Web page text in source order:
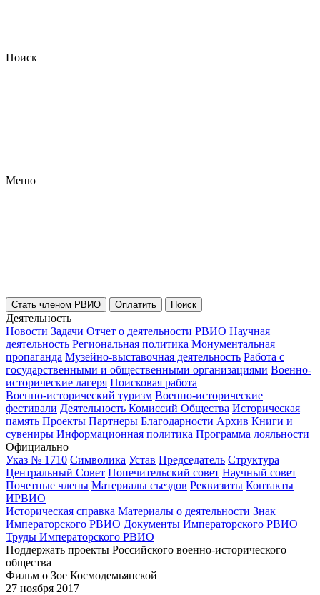
Поиск
Меню
Стать членом РВИО Оплатить Поиск
Деятельность
Новости Задачи Отчет о деятельности РВИО Научная
деятельность Региональная политика Монументальная
пропаганда Музейно-выставочная деятельность Работа с
государственными и общественными организациями Военно-
исторические лагеря Поисковая работа
Военно-исторический туризм Военно-исторические
фестивали Деятельность Комиссий Общества Историческая
память Проекты Партнеры Благодарности Архив Книги и
сувениры Информационная политика Программа лояльности
Официально
Указ № 1710 Символика Устав Председатель Структура
Центральный Совет Попечительский совет Научный совет
Почетные члены Материалы съездов Реквизиты Контакты
ИРВИО
Историческая справка Материалы о деятельности Знак
Императорского РВИО Документы Императорского РВИО
Труды Императорского РВИО
Поддержать проекты Российского военно-исторического
общества
Фильм о Зое Космодемьянской
27 ноября 2017